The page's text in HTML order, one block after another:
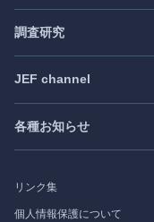
Exclusive Interview
日米フォーラム
日欧フォーラム
過去の実績
調査研究
研究会
出版物
受託事業
JEF channel
各種お知らせ
フォーラム情報
リンク集
個人情報保護について